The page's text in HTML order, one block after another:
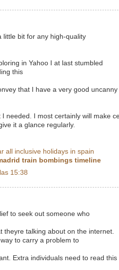
little bit for any high-quality
in Yahoo I at last stumbled
this
that I have a very good uncanny
needed. I most certainly will make
it a glance regularly.
all inclusive holidays in spain
train bombings timeline
15:38
to seek out someone who
theyre talking about on the internet.
to carry a problem to
Extra individuals need to read this